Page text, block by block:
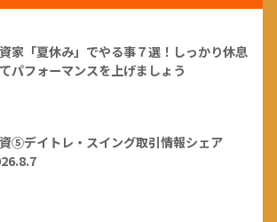
家「夏休み」でやる事７選！しっかり休息
パフォーマンスを上げましょう
⑤デイトレ・スイング取引情報シェア